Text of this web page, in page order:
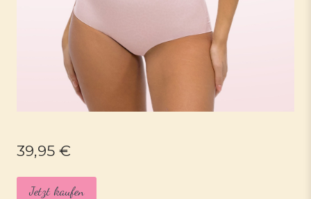
39,95 €
Jetzt kaufen